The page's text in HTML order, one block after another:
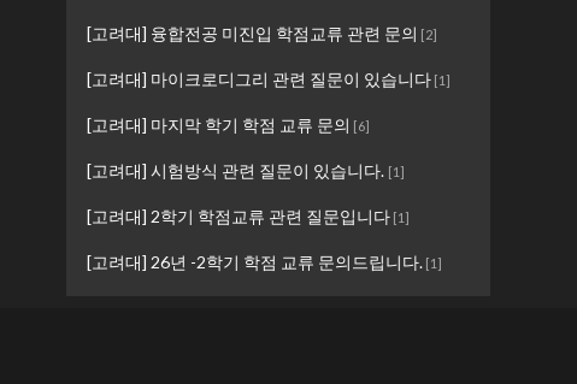
[고려대] 융합전공 미진입 학점교류 관련 문의 [2]
[고려대] 마이크로디그리 관련 질문이 있습니다[1]
[고려대] 마지막 학기 학점 교류 문의 [6]
[고려대] 시험방식 관련 질문이 있습니다. [1]
[고려대] 2학기 학점교류 관련 질문입니다[1]
[고려대] 26년 -2학기 학점 교류 문의드립니다.[1]